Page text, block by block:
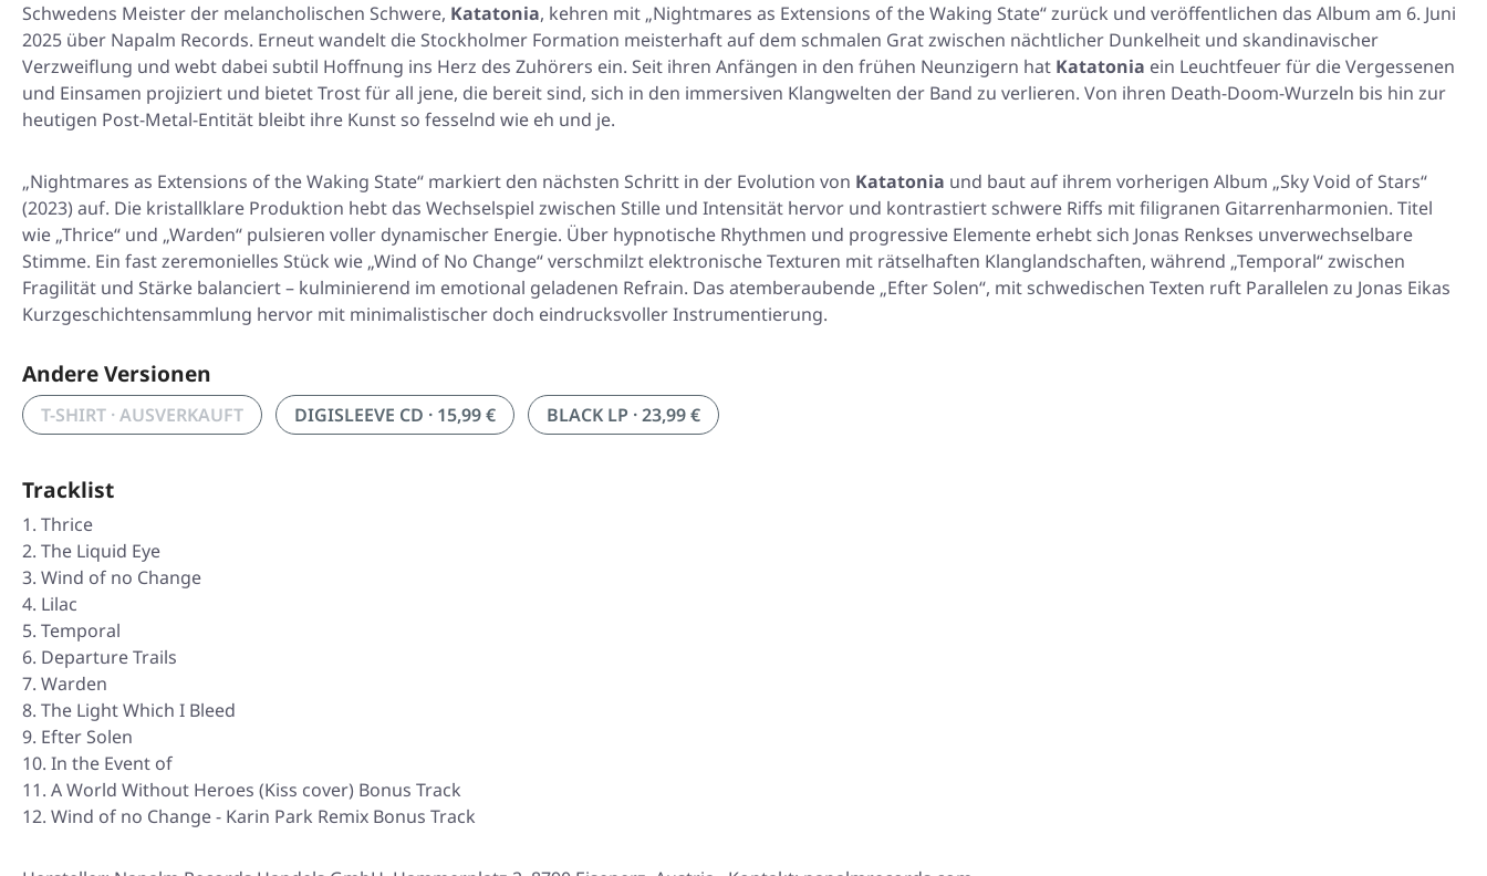
Schwedens Meister der melancholischen Schwere, Katatonia, kehren mit „Nightmares as Extensions of the Waking State“ zurück und veröffentlichen das Album am 6. Juni
2025 über Napalm Records. Erneut wandelt die Stockholmer Formation meisterhaft auf dem schmalen Grat zwischen nächtlicher Dunkelheit und skandinavischer
Verzweiflung und webt dabei subtil Hoffnung ins Herz des Zuhörers ein. Seit ihren Anfängen in den frühen Neunzigern hat Katatonia ein Leuchtfeuer für die Vergessenen
und Einsamen projiziert und bietet Trost für all jene, die bereit sind, sich in den immersiven Klangwelten der Band zu verlieren. Von ihren Death-Doom-Wurzeln bis hin zur
heutigen Post-Metal-Entität bleibt ihre Kunst so fesselnd wie eh und je.
„Nightmares as Extensions of the Waking State“ markiert den nächsten Schritt in der Evolution von Katatonia und baut auf ihrem vorherigen Album „Sky Void of Stars“
(2023) auf. Die kristallklare Produktion hebt das Wechselspiel zwischen Stille und Intensität hervor und kontrastiert schwere Riffs mit filigranen Gitarrenharmonien. Titel
wie „Thrice“ und „Warden“ pulsieren voller dynamischer Energie. Über hypnotische Rhythmen und progressive Elemente erhebt sich Jonas Renkses unverwechselbare
Stimme. Ein fast zeremonielles Stück wie „Wind of No Change“ verschmilzt elektronische Texturen mit rätselhaften Klanglandschaften, während „Temporal“ zwischen
Fragilität und Stärke balanciert – kulminierend im emotional geladenen Refrain. Das atemberaubende „Efter Solen“, mit schwedischen Texten ruft Parallelen zu Jonas Eikas
Kurzgeschichtensammlung hervor mit minimalistischer doch eindrucksvoller Instrumentierung.
Andere Versionen
T-SHIRT · AUSVERKAUFT DIGISLEEVE CD · 15,99 € BLACK LP · 23,99 €
Tracklist
Thrice
The Liquid Eye
Wind of no Change
Lilac
Temporal
Departure Trails
Warden
The Light Which I Bleed
Efter Solen
In the Event of
A World Without Heroes (Kiss cover) Bonus Track
Wind of no Change - Karin Park Remix Bonus Track